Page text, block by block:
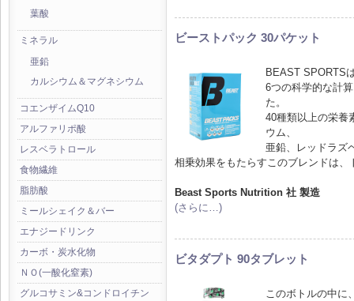
葉酸
ミネラル
亜鉛
カルシウム＆マグネシウム
コエンザイムQ10
アルファリポ酸
レスベラトロール
食物繊維
脂肪酸
ミールシェイク＆バー
エナジードリンク
カーボ・炭水化物
ＮＯ(一酸化窒素)
グルコサミン&コンドロイチン
ビーストパック 30パケット
BEAST SPORTS
6つの科学的な計
た。
40種類以上の栄養
ウム、
亜鉛、レッドラズ
相乗効果をもたらすこのブレンドは
Beast Sports Nutrition 社 製造
(さらに…)
ビタダプト 90タブレット
このボトルの中に